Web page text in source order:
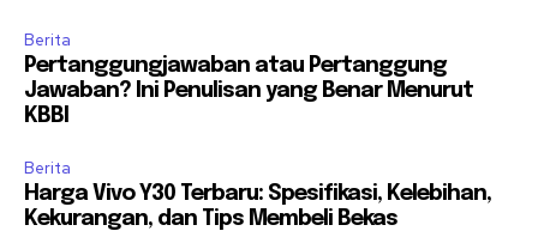
Berita
Pertanggungjawaban atau Pertanggung
Jawaban? Ini Penulisan yang Benar Menurut
KBBI
Berita
Harga Vivo Y30 Terbaru: Spesifikasi, Kelebihan,
Kekurangan, dan Tips Membeli Bekas